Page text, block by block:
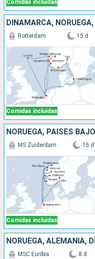
Comidas incluidas
Comidas incluidas
Rotterdam 15 d
NORUEGA, PAISES
Comidas incluidas
MS Zuiderdam 15 d
NORUEGA, ALEMANIA,
MSC Euribia 8 d